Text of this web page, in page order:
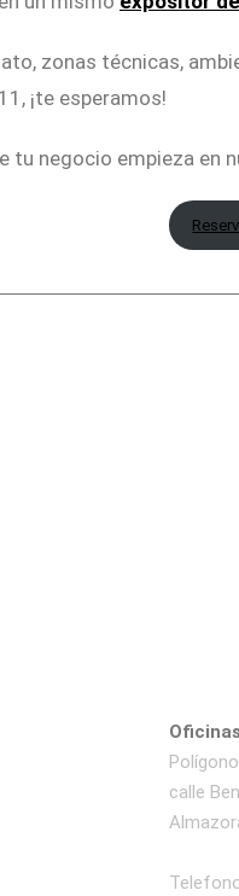
zonas técnicas,
¡te esperamos!
tu negocio empieza en
calle